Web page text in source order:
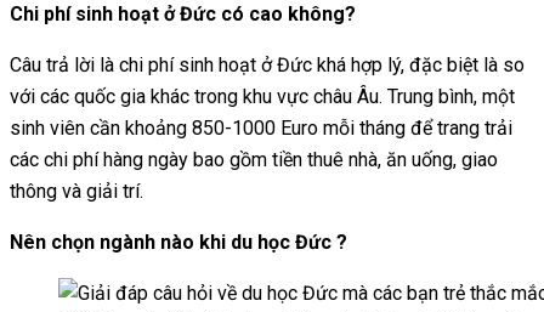
Chi phí sinh hoạt ở Đức có cao không?
Câu trả lời là chi phí sinh hoạt ở Đức khá hợp lý, đặc biệt là so
với các quốc gia khác trong khu vực châu Âu. Trung bình, một
sinh viên cần khoảng 850-1000 Euro mỗi tháng để trang trải
các chi phí hàng ngày bao gồm tiền thuê nhà, ăn uống, giao
thông và giải trí.
Nên chọn ngành nào khi du học Đức ?